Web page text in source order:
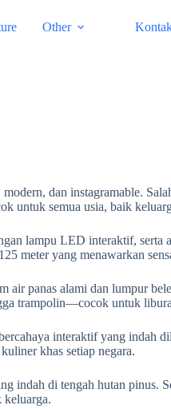
Other
dan instagramable.
untuk semua usia, baik
lampu LED interaktif, serta
meter yang menawarkan
air panas alami dan lumpur
trampolin—cocok untuk
interaktif yang indah
khas setiap negara.
indah di tengah hutan pinus.
keluarga.